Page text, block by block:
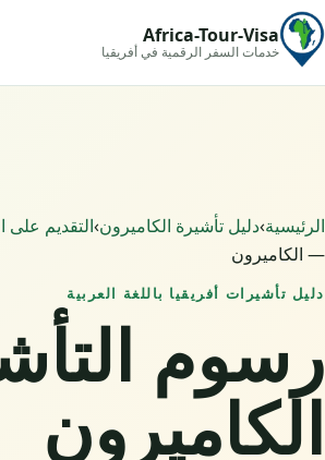
Africa-Tour-Visa
خدمات السفر الرقمية في أفريقيا
الرئيسية›دليل تأشيرة الكاميرون›التقديم على
— الكاميرون
دليل تأشيرات أفريقيا باللغة العربية
رسوم
الكاميرون